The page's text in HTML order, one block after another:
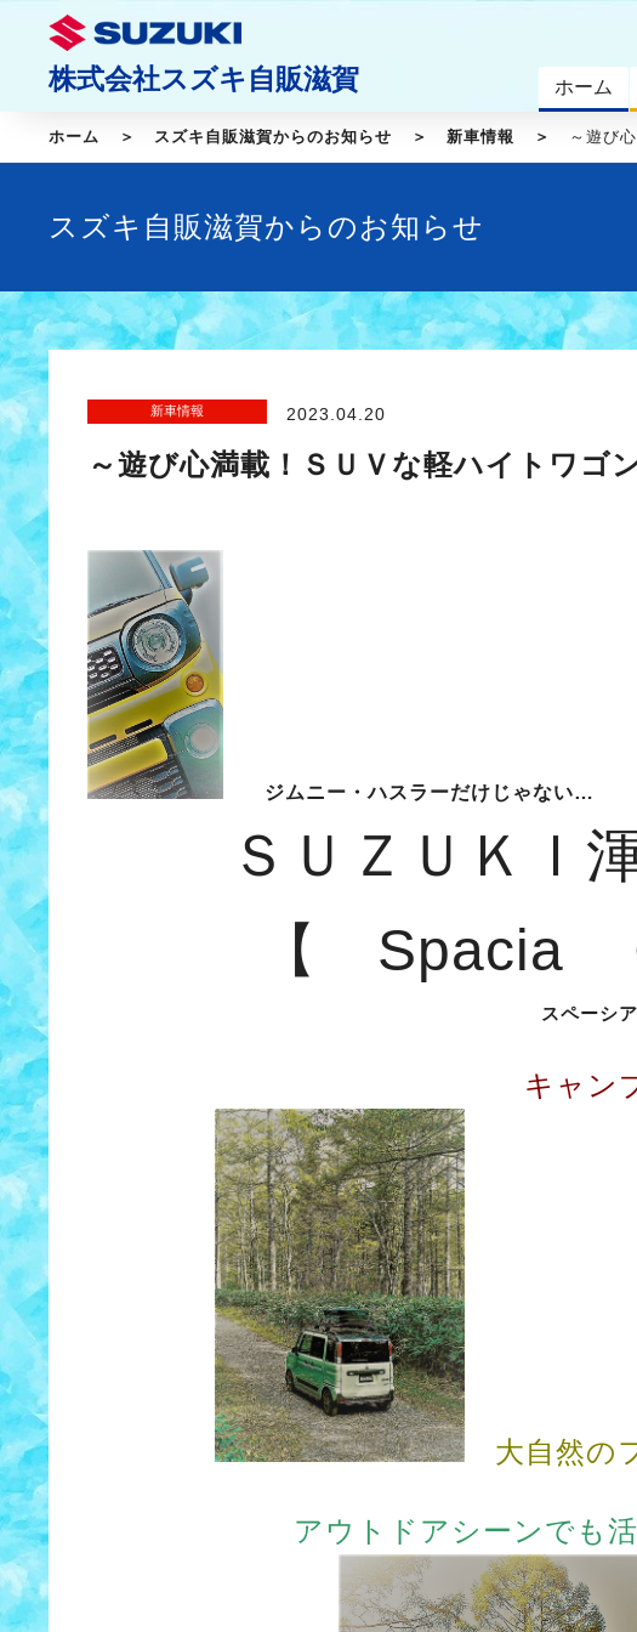
株式会社スズキ自販滋賀 ホーム
ホーム スズキ自販滋賀からのお知らせ 新車情報 ～遊び
スズキ自販滋賀からのお知らせ
新車情報 2023.04.20
～遊び心満載！ＳＵＶな軽ハイトワゴ
ジムニー・ハスラーだけじゃない…
ＳＵＺＵＫＩ
【 Spacia
スペーシ
キャン
大自然の
アウトドアシーンでも